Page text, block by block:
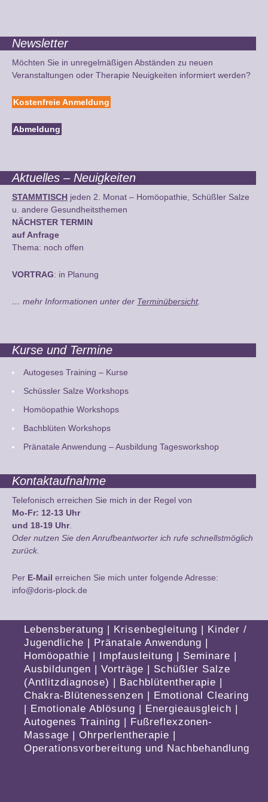
Newsletter
Möchten Sie in unregelmäßigen Abständen zu neuen
Veranstaltungen oder Therapie Neuigkeiten informiert werden?
Kostenfreie Anmeldung
Abmeldung
Aktuelles – Neuigkeiten
STAMMTISCH jeden 2. Monat – Homöopathie, Schüßler Salze
u. andere Gesundheitsthemen
NÄCHSTER TERMIN
auf Anfrage
Thema: noch offen
VORTRAG: in Planung
… mehr Informationen unter der Terminübersicht.
Kurse und Termine
Autogeses Training – Kurse
Schüssler Salze Workshops
Homöopathie Workshops
Bachblüten Workshops
Pränatale Anwendung – Ausbildung Tagesworkshop
Kontaktaufnahme
Telefonisch erreichen Sie mich in der Regel von
Mo-Fr: 12-13 Uhr
und 18-19 Uhr.
Oder nutzen Sie den Anrufbeantworter ich rufe schnellstmöglich
zurück.
Per E-Mail erreichen Sie mich unter folgende Adresse:
info@doris-plock.de
Lebensberatung | Krisenbegleitung | Kinder /
Jugendliche | Pränatale Anwendung |
Homöopathie | Impfausleitung | Seminare |
Ausbildungen | Vorträge | Schüßler Salze
(Antlitzdiagnose) | Bachblütentherapie |
Chakra-Blütenessenzen | Emotional Clearing
| Emotionale Ablösung | Energieausgleich |
Autogenes Training | Fußreflexzonen-
Massage | Ohrperlentherapie |
Operationsvorbereitung und Nachbehandlung